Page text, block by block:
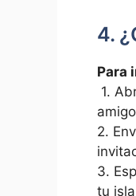
4.
Para
1.
2.
3.
tu